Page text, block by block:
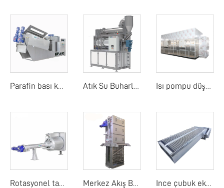
Parafin bası kurutucu Atık Su Buharlaştırıcı Isı pompu düşük sıcaklık bant kurutma makinesi
Rotasyonel tambur detay ekranı Merkez Akış Bant Ekranı Ince çubuk ekranı